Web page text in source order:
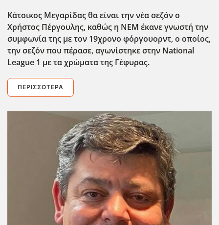
Κάτοικος Μεγαρίδας θα είναι την νέα σεζόν ο
Χρήστος Πέργουλης, καθώς η ΝΕΜ έκανε γνωστή την
συμφωνία της με τον 19χρονο φόργουορντ, ο οποίος,
την σεζόν που πέρασε, αγωνίστηκε στην National
League 1 με τα χρώματα της Γέφυρας.
ΠΕΡΙΣΣΌΤΕΡΑ